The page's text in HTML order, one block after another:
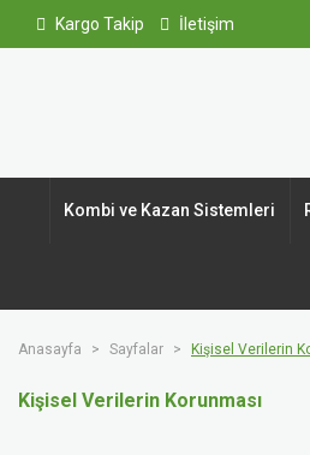
Kargo Takip İletişim
Kombi ve Kazan Sistemleri
Anasayfa Sayfalar Kişisel Verilerin
Kişisel Verilerin Korunması